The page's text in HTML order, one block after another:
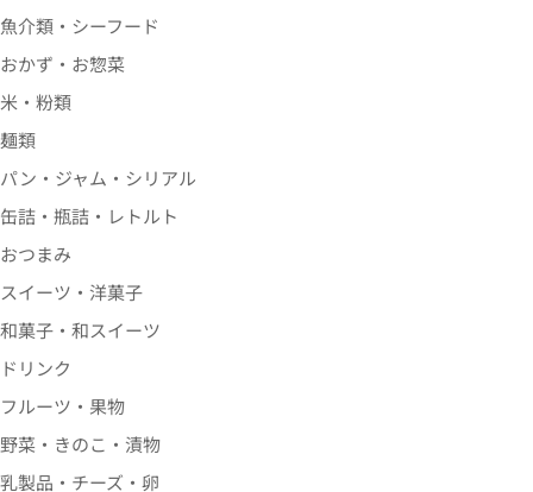
魚介類・シーフード
おかず・お惣菜
米・粉類
麺類
パン・ジャム・シリアル
缶詰・瓶詰・レトルト
おつまみ
スイーツ・洋菓子
和菓子・和スイーツ
ドリンク
フルーツ・果物
野菜・きのこ・漬物
乳製品・チーズ・卵